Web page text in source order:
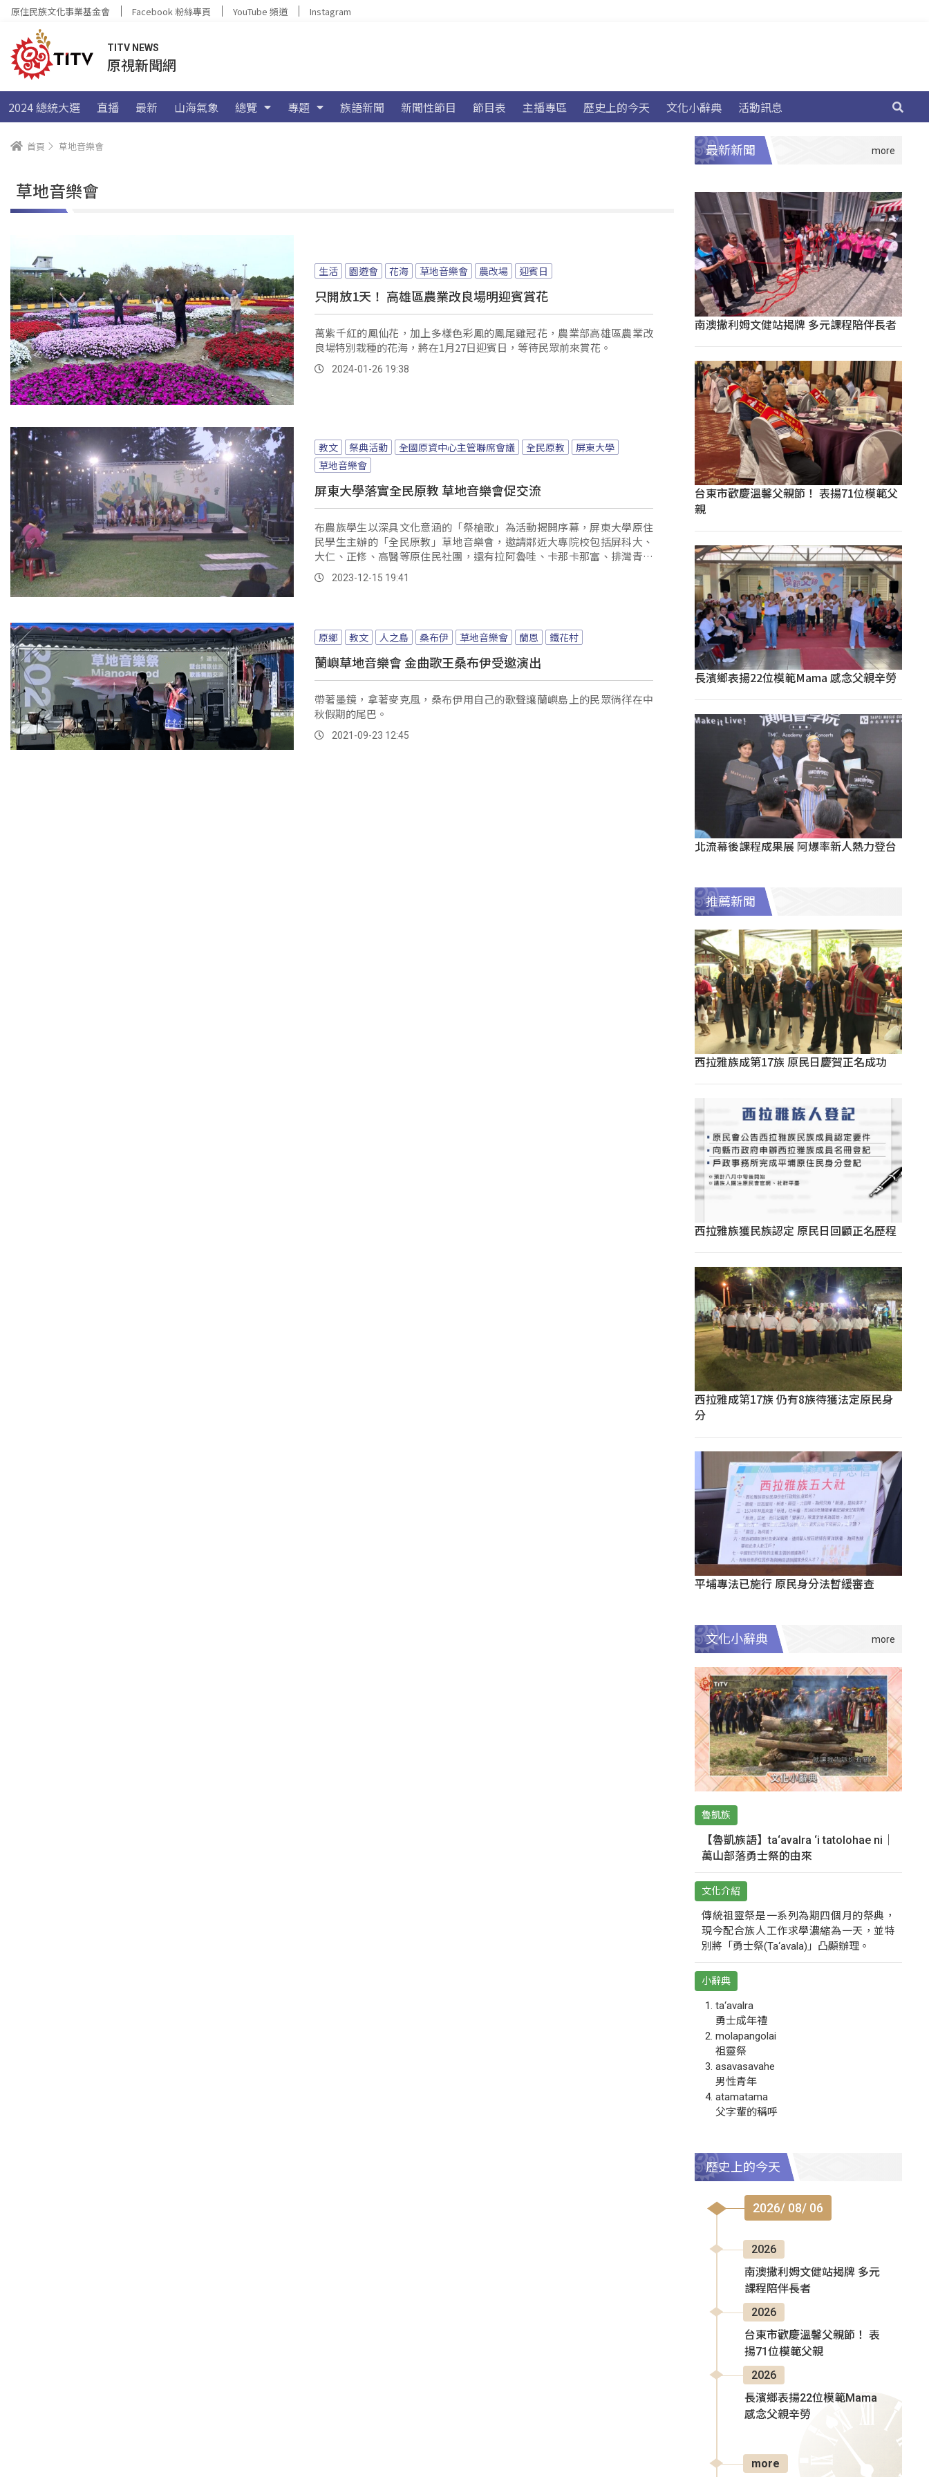
原住民族文化事業基金會 Facebook 粉絲專頁 YouTube 頻道 Instagram
TITV NEWS
原視新聞網
2024 總統大選 直播 最新 山海氣象 總覽 專題 族語新聞 新聞性節目 節目表 主播專區 歷史上的今天 文化小辭典 活動訊息
首頁 草地音樂會
草地音樂會
生活 園遊會 花海 草地音樂會 農改場 迎賓日
只開放1天！ 高雄區農業改良場明迎賓賞花
萬紫千紅的鳳仙花，加上多樣色彩鳳的鳳尾雞冠花，農業部高雄區農業改
良場特別栽種的花海，將在1月27日迎賓日，等待民眾前來賞花。
2024-01-26 19:38
教文 祭典活動 全國原資中心主管聯席會議 全民原教
屏東大學
草地音樂會
屏東大學落實全民原教 草地音樂會促交流
布農族學生以深具文化意涵的「祭槍歌」為活動揭開序幕，屏東大學原住
民學生主辦的「全民原教」草地音樂會，邀請鄰近大專院校包括屏科大、
大仁、正修、高醫等原住民社團，還有拉阿魯哇、卡那卡那富、排灣青年
會，一起透過樂舞展現各族群的文化氣息、讓彼此認識各自的文化底蘊。
2023-12-15 19:41
原鄉 教文 人之島 桑布伊 草地音樂會 蘭恩 鐵花村
蘭嶼草地音樂會 金曲歌王桑布伊受邀演出
帶著墨鏡，拿著麥克風，桑布伊用自己的歌聲讓蘭嶼島上的民眾徜徉在中
秋假期的尾巴。
2021-09-23 12:45
最新新聞
南澳撒利姆文健站揭牌 多元課程陪伴長者
台東市歡慶溫馨父親節！ 表揚71位模範父
親
長濱鄉表揚22位模範Mama 感念父親辛勞
北流幕後課程成果展 阿爆率新人熱力登台
推薦新聞
西拉雅族成第17族 原民日慶賀正名成功
西拉雅族獲民族認定 原民日回顧正名歷程
西拉雅成第17族 仍有8族待獲法定原民身
分
平埔專法已施行 原民身分法暫緩審查
文化小辭典
魯凱族
【魯凱族語】ta‘avalra ‘i tatolohae ni｜
萬山部落勇士祭的由來
文化介紹
傳統祖靈祭是一系列為期四個月的祭典，
現今配合族人工作求學濃縮為一天，並特
別將「勇士祭(Ta‘avala)」凸顯辦理。
小辭典
ta‘avalra
勇士成年禮
molapangolai
祖靈祭
asavasavahe
男性青年
atamatama
父字輩的稱呼
歷史上的今天
2026/ 08/ 06
2026
南澳撒利姆文健站揭牌 多元
課程陪伴長者
2026
台東市歡慶溫馨父親節！ 表
揚71位模範父親
2026
長濱鄉表揚22位模範Mama
感念父親辛勞
more